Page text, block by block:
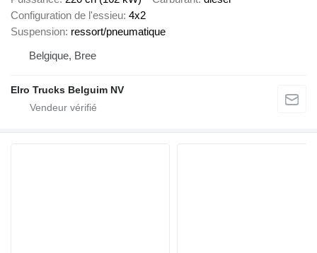
Configuration de l'essieu 4x2
Suspension ressort/pneumatique
Belgique, Bree
Elro Trucks Belguim NV